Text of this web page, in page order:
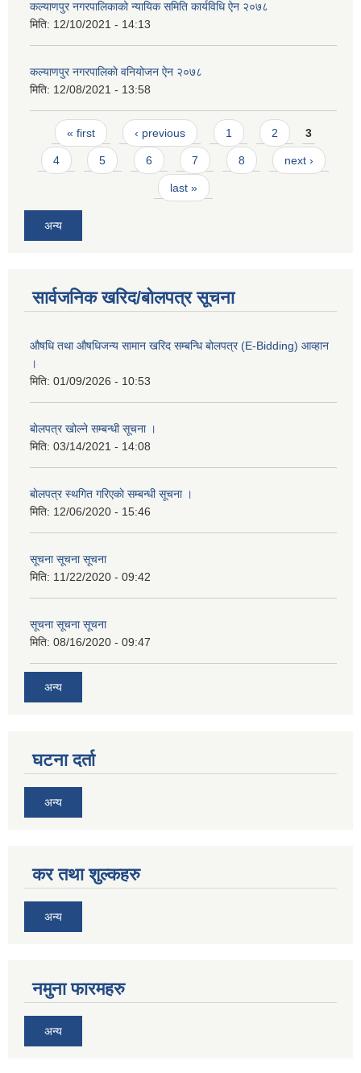
कल्याणपुर नगरपालिकाको न्यायिक समिति कार्यविधि ऐन २०७८
मिति: 12/10/2021 - 14:13
कल्याणपुर नगरपालिकाे वनियोजन ऐन २०७८
मिति: 12/08/2021 - 13:58
Pages
« first ‹ previous 1 2 3
4 5 6 7 8 next ›
last »
अन्य
सार्वजनिक खरिद/बोलपत्र सूचना
औषधि तथा औषधिजन्य सामान खरिद सम्बन्धि बोलपत्र (E-Bidding) आव्हान
।
मिति: 01/09/2026 - 10:53
बाेलपत्र खोल्ने सम्बन्धी सूचना ।
मिति: 03/14/2021 - 14:08
बाेलपत्र स्थगित गरिएकाे सम्बन्धी सूचना ।
मिति: 12/06/2020 - 15:46
सूचना सूचना सूचना
मिति: 11/22/2020 - 09:42
सूचना सूचना सूचना
मिति: 08/16/2020 - 09:47
अन्य
घटना दर्ता
अन्य
कर तथा शुल्कहरु
अन्य
नमुना फारमहरु
अन्य